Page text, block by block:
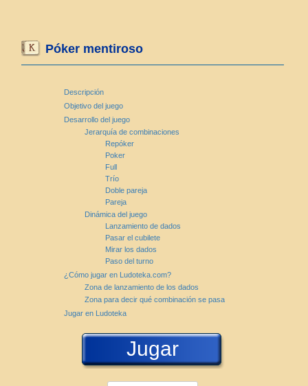
Póker mentiroso
Descripción
Objetivo del juego
Desarrollo del juego
Jerarquía de combinaciones
Repóker
Poker
Full
Trío
Doble pareja
Pareja
Dinámica del juego
Lanzamiento de dados
Pasar el cubilete
Mirar los dados
Paso del turno
¿Cómo jugar en Ludoteka.com?
Zona de lanzamiento de los dados
Zona para decir qué combinación se pasa
Jugar en Ludoteka
Jugar